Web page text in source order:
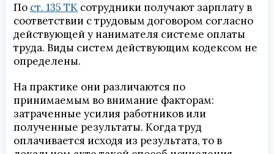
По ст. 135 ТК сотрудники получают зарплату в
соответствии с трудовым договором согласно
действующей у нанимателя системе оплаты
труда. Виды систем действующим кодексом не
определены.
На практике они различаются по
принимаемым во внимание факторам:
затраченные усилия работников или
полученные результаты. Когда труд
оплачивается исходя из результата, то в